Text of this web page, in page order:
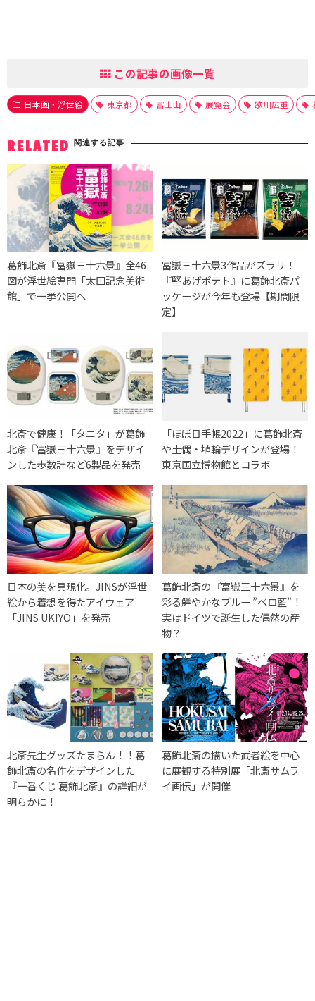
この記事の画像一覧
日本画・浮世絵 東京都 富士山 展覧会 歌川広重
RELATED 関連する記事
葛飾北斎『冨嶽三十六景』全46
図が浮世絵専門「太田記念美術
館」で一挙公開へ
冨嶽三十六景3作品がズラリ！
『堅あげポテト』に葛飾北斎パ
ッケージが今年も登場【期間限
定】
北斎で健康！「タニタ」が葛飾
北斎『冨嶽三十六景』をデザイ
ンした歩数計など6製品を発売
「ほぼ日手帳2022」に葛飾北斎
や土偶・埴輪デザインが登場！
東京国立博物館とコラボ
日本の美を具現化。JINSが浮世
絵から着想を得たアイウェア
「JINS UKIYO」を発売
葛飾北斎の『富嶽三十六景』を
彩る鮮やかなブルー ”ベロ藍”！
実はドイツで誕生した偶然の産
物？
北斎先生グッズたまらん！！葛
飾北斎の名作をデザインした
『一番くじ 葛飾北斎』の詳細が
明らかに！
葛飾北斎の描いた武者絵を中心
に展観する特別展「北斎サムラ
イ画伝」が開催